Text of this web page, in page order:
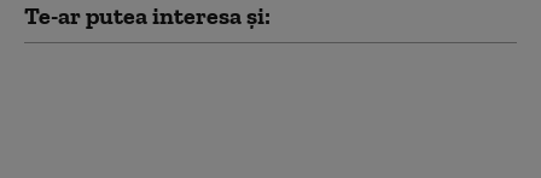
Te-ar putea interesa și: